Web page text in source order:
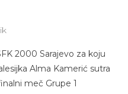
2000 Sarajevo za koju
Alma Kamerić sutra
meč Grupe 1